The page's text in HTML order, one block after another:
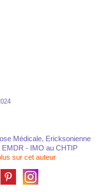
Médicale, Ericksonienne
- IMO au CHTIP
sur cet auteur